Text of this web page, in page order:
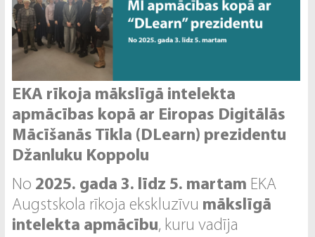
EKA rīkoja mākslīgā intelekta
apmācības kopā ar Eiropas Digitālās
Mācīšanās Tīkla (DLearn) prezidentu
Džanluku Koppolu
No 2025. gada 3. līdz 5. martam EKA
Augstskola rīkoja ekskluzīvu mākslīgā
intelekta apmācību, kuru vadīja